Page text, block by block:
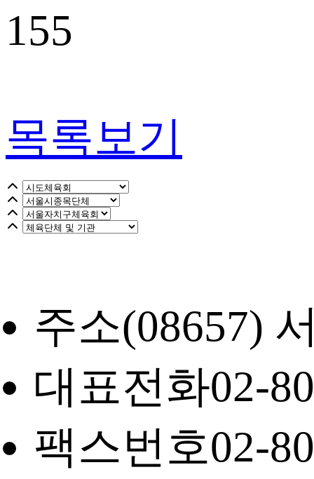
155
목록보기
주소(08657)
대표전화02-
팩스번호02-